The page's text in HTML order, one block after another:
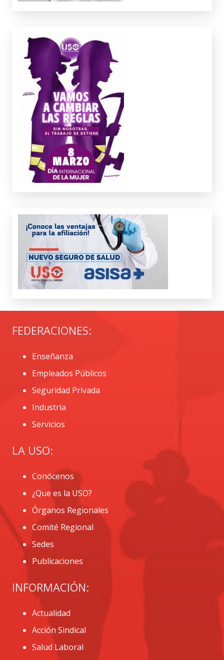
FEDERACIONES:
Enseñanza
Empleados Públicos
Seguridad Privada
Industria
Servicios
LA USO:
Conócenos
¿Que es la USO?
Órganos Regionales
Comité Regional
Sedes
Publicaciones
INFORMACIÓN:
Actualidad
Acción Sindical
Salud Laboral